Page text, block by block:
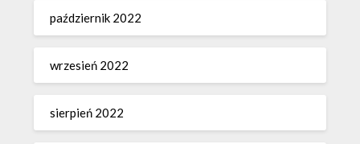
październik 2022
wrzesień 2022
sierpień 2022